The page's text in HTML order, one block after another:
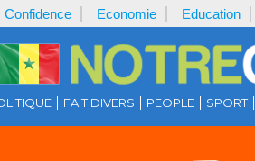
Confidence Economie Education
FAIT DIVERS PEOPLE SPORT